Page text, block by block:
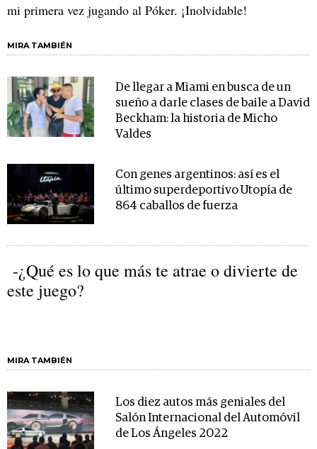
mi primera vez jugando al Póker. ¡Inolvidable!
MIRA TAMBIÉN
De llegar a Miami en busca de un
sueño a darle clases de baile a David
Beckham: la historia de Micho
Valdes
Con genes argentinos: así es el
último superdeportivo Utopía de
864 caballos de fuerza
-¿Qué es lo que más te atrae o divierte de
este juego?
MIRA TAMBIÉN
Los diez autos más geniales del
Salón Internacional del Automóvil
de Los Ángeles 2022